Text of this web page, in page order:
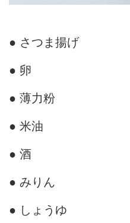
● さつま揚げ
● 卵
● 薄力粉
● 米油
● 酒
● みりん
● しょうゆ